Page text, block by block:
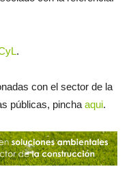
.
con el sector de la
públicas, pincha aqui.